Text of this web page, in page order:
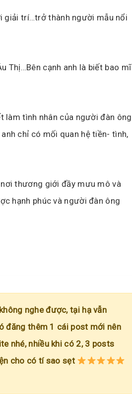
giải trí…trở thành người mẫu nổi
Thị…Bên cạnh anh là biết bao mĩ
làm tình nhân của người đàn ông
chỉ có mối quan hệ tiền- tình,
thương giới đầy mưu mô và
hạnh phúc và người đàn ông
nghe được, tại hạ vẫn
đăng thêm 1 cái post mới nên
nhé, nhiều khi có 2, 3 posts
cho có tí sao sẹt